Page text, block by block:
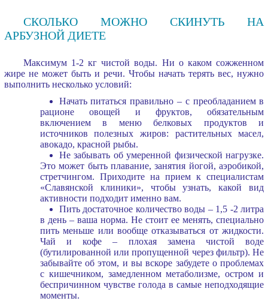
СКОЛЬКО МОЖНО СКИНУТЬ НА
АРБУЗНОЙ ДИЕТЕ
Максимум 1-2 кг чистой воды. Ни о каком сожженном
жире не может быть и речи. Чтобы начать терять вес, нужно
выполнить несколько условий:
Начать питаться правильно – с преобладанием в
рационе овощей и фруктов, обязательным
включением в меню белковых продуктов и
источников полезных жиров: растительных масел,
авокадо, красной рыбы.
Не забывать об умеренной физической нагрузке.
Это может быть плавание, занятия йогой, аэробикой,
стретчингом. Приходите на прием к специалистам
«Славянской клиники», чтобы узнать, какой вид
активности подходит именно вам.
Пить достаточное количество воды – 1,5 -2 литра
в день – ваша норма. Не стоит ее менять, специально
пить меньше или вообще отказываться от жидкости.
Чай и кофе – плохая замена чистой воде
(бутилированной или пропущенной через фильтр). Не
забывайте об этом, и вы вскоре забудете о проблемах
с кишечником, замедленном метаболизме, остром и
беспричинном чувстве голода в самые неподходящие
моменты.